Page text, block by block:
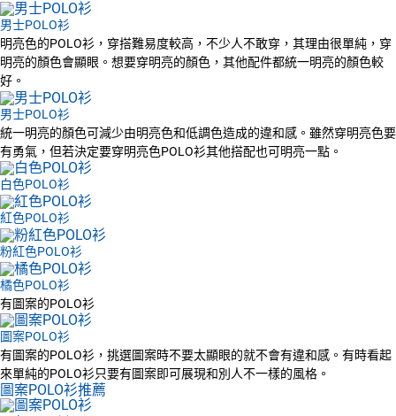
男士POLO衫
明亮色的POLO衫，穿搭難易度較高，不少人不敢穿，其理由很單純，穿
明亮的顏色會顯眼。想要穿明亮的顏色，其他配件都統一明亮的顏色較
好。
男士POLO衫
統一明亮的顏色可減少由明亮色和低調色造成的違和感。雖然穿明亮色要
有勇氣，但若決定要穿明亮色POLO衫其他搭配也可明亮一點。
白色POLO衫
紅色POLO衫
粉紅色POLO衫
橘色POLO衫
有圖案的POLO衫
圖案POLO衫
有圖案的POLO衫，挑選圖案時不要太顯眼的就不會有違和感。有時看起
來單純的POLO衫只要有圖案即可展現和別人不一樣的風格。
圖案POLO衫推薦